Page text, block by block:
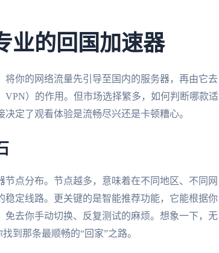
业的回国加速器
你的网络流量先引导至国内的服务器，再由它去
）的作用。但市场选择繁多，如何判断哪款适
定了观看体验是流畅尽兴还是卡顿糟心。
点分布。节点越多，意味着在不同地区、不同网
定线路。更关键的是智能推荐功能，它能根据你
去你手动切换、反复测试的麻烦。想象一下，无
到那条最顺畅的“回家”之路。